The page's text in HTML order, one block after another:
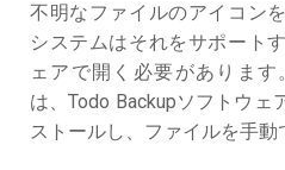
不明なファイルのアイコン
システムはそれをサポート
ェアで開く必要がありま
は、Todo Backupソフトウェ
ストールし、ファイルを手動